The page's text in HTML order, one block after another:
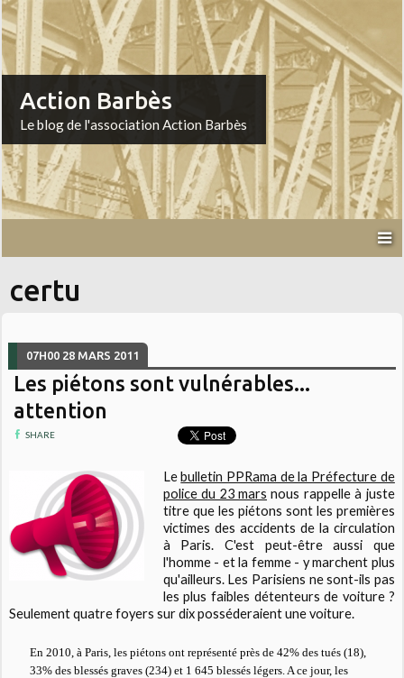
Action Barbès
Le blog de l'association Action Barbès
certu
07H00 28 MARS 2011
Les piétons sont vulnérables...
attention
SHARE
Lebulletin PPRama de la Préfecture de
police du 23 mars nous rappelle à juste
titre que les piétons sont les premières
victimes des accidents de la circulation
à Paris. C'est peut-être aussi que
l'homme - et la femme - y marchent plus
qu'ailleurs. Les Parisiens ne sont-ils pas
les plus faibles détenteurs de voiture ?
Seulement quatre foyers sur dix posséderaient une voiture.
En 2010, à Paris, les piétons ont représenté près de 42% des tués (18),
33% des blessés graves (234) et 1 645 blessés légers. A ce jour, les